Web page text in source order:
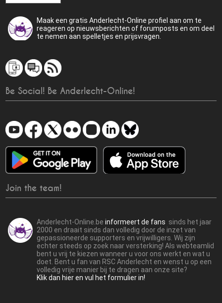
Maak een gratis Anderlecht-Online profiel aan om te
reageren op nieuwsberichten of forumposts en om deel
te nemen aan spelletjes en prijsvragen.
Be Social! Be Anderlecht-Online!
Join the team!
Anderlecht-Online.beinformeert de fans sinds het jaar
2000 en draait sinds dan volledig door de inzet van
gepassioneerde supporters en vrijwilligers. Wij zijn
echter steeds op zoek naar versterking! Als webteamlid
bent u vrij te kiezen wanneer u voor ons werkt en wat u
doet. Bent u fan van RSC Anderlecht en wenst u op een
volledig vrije manier bij te dragen aan onze site?
Klik dan hier en vul het formulier in!